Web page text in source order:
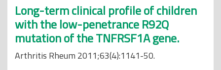
Long-term clinical profile of children
with the low-penetrance R92Q
mutation of the TNFRSF1A gene.
Arthritis Rheum 2011;63(4):1141-50.